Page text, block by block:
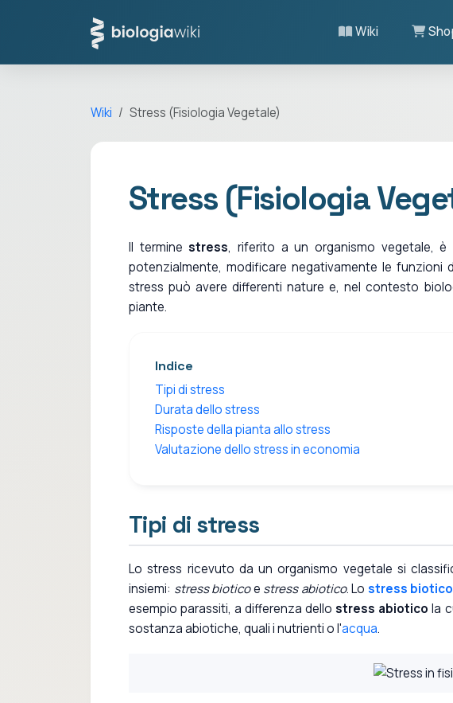
Wiki
Wiki Stress (Fisiologia Vegetale)
Stress (Fisiologia
Il terminestress, riferito a un organismo vegetale,
potenzialmente, modificare negativamente le funzioni
stress può avere differenti nature e, nel contesto
piante.
Indice
Tipi di stress
Durata dello stress
Risposte della pianta allo stress
Valutazione dello stress in economia
Tipi di stress
Lo stress ricevuto da un organismo vegetale si
insiemi: stress bioticoe stress abiotico. Lo stress biotico
esempio parassiti, a differenza dellostress abiotico la
sostanza abiotiche, quali i nutrienti o l'acqua.